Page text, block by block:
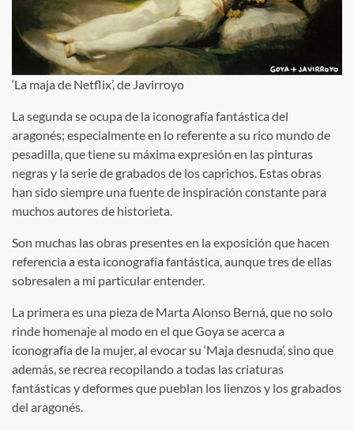
‘La maja de Netflix’, de Javirroyo
La segunda se ocupa de la iconografía fantástica del
aragonés; especialmente en lo referente a su rico mundo de
pesadilla, que tiene su máxima expresión en las pinturas
negras y la serie de grabados de los caprichos. Estas obras
han sido siempre una fuente de inspiración constante para
muchos autores de historieta.
Son muchas las obras presentes en la exposición que hacen
referencia a esta iconografía fantástica, aunque tres de ellas
sobresalen a mi particular entender.
La primera es una pieza de Marta Alonso Berná, que no solo
rinde homenaje al modo en el que Goya se acerca a
iconografía de la mujer, al evocar su ‘Maja desnuda’, sino que
además, se recrea recopilando a todas las criaturas
fantásticas y deformes que pueblan los lienzos y los grabados
del aragonés.